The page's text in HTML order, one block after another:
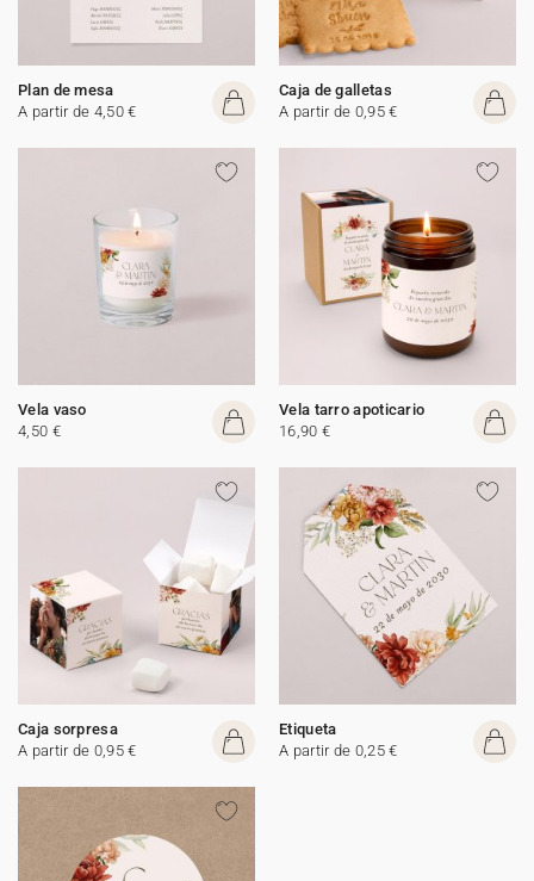
Plan de mesa
A partir de 4,50 €
Caja de galletas
A partir de 0,95 €
Vela vaso
4,50 €
Vela tarro apoticario
16,90 €
Caja sorpresa
A partir de 0,95 €
Etiqueta
A partir de 0,25 €